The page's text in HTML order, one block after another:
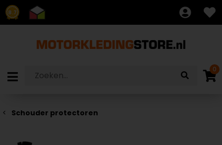
8.7
0
Schouder protectoren